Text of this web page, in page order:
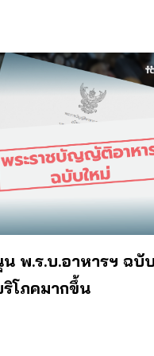
พ.ร.บ.อาหารฯ ฉบั
โภคมากขึ้น